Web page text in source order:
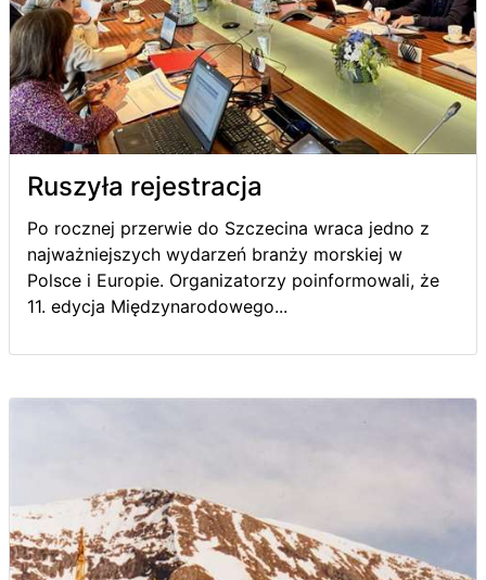
Ruszyła rejestracja
Po rocznej przerwie do Szczecina wraca jedno z
najważniejszych wydarzeń branży morskiej w
Polsce i Europie. Organizatorzy poinformowali, że
11. edycja Międzynarodowego...